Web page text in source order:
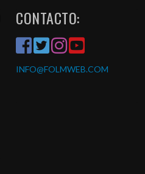
CONTACTO:
INFO@FOLMWEB.COM